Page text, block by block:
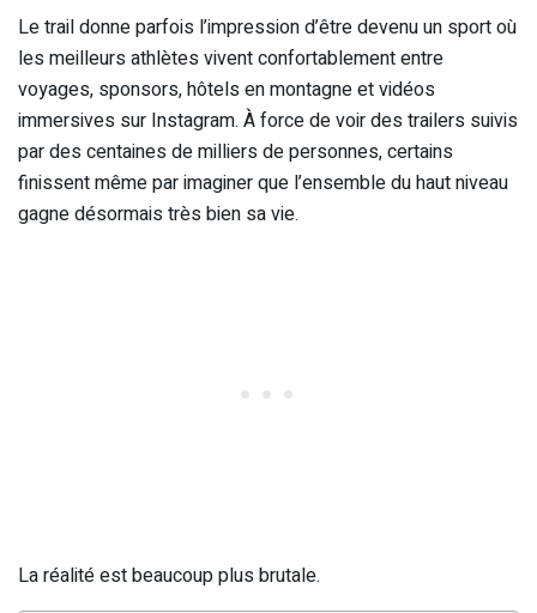
Le trail donne parfois l’impression d’être devenu un sport où
les meilleurs athlètes vivent confortablement entre
voyages, sponsors, hôtels en montagne et vidéos
immersives sur Instagram. À force de voir des trailers suivis
par des centaines de milliers de personnes, certains
finissent même par imaginer que l’ensemble du haut niveau
gagne désormais très bien sa vie.
La réalité est beaucoup plus brutale.